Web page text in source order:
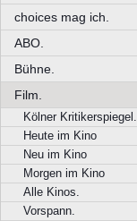
choices mag ich.
ABO.
Bühne.
Film.
Kölner Kritikerspiegel.
Heute im Kino
Neu im Kino
Morgen im Kino
Alle Kinos.
Vorspann.